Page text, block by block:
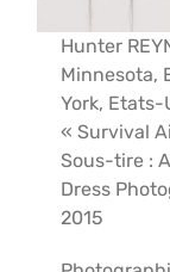
Hunter
Minnesota,
York, Etats-
« Survival
Sous-tire :
Dress
2015